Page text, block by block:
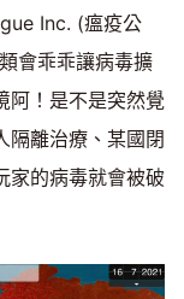
Inc. (瘟疫公
會乖乖讓病毒擴
阿！是不是突然覺
隔離治療、某國閉
家的病毒就會被破